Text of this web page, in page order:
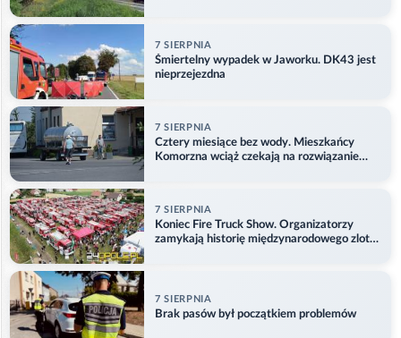
7 SIERPNIA
Śmiertelny wypadek w Jaworku. DK43 jest
nieprzejezdna
7 SIERPNIA
Cztery miesiące bez wody. Mieszkańcy
Komorzna wciąż czekają na rozwiązanie
7 SIERPNIA
Koniec Fire Truck Show. Organizatorzy
zamykają historię międzynarodowego zlotu
7 SIERPNIA
Brak pasów był początkiem problemów